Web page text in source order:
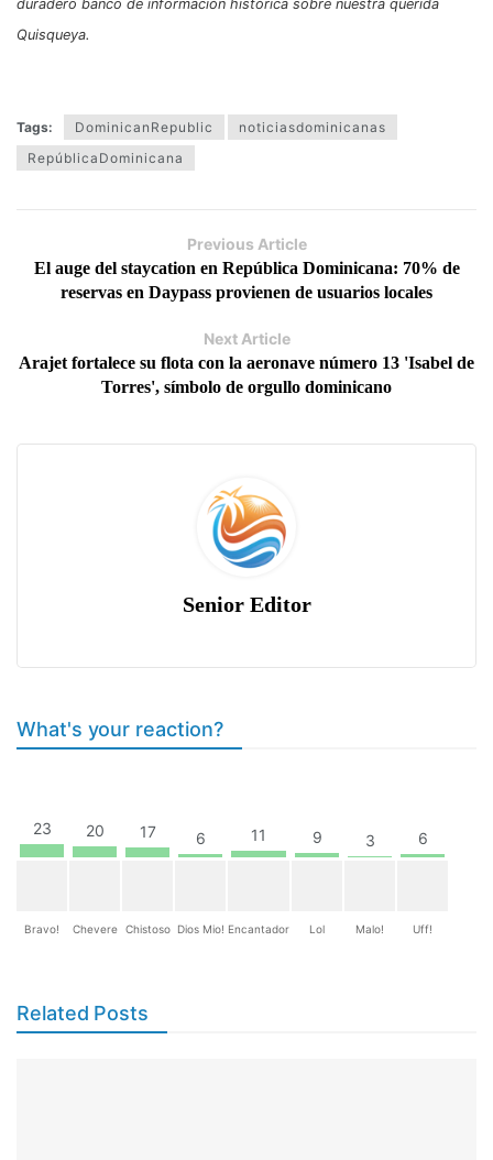
duradero banco de información histórica sobre nuestra querida
Quisqueya.
Tags: DominicanRepublic
noticiasdominicanas
RepúblicaDominicana
Previous Article
El auge del staycation en República Dominicana: 70% de
reservas en Daypass provienen de usuarios locales
Next Article
Arajet fortalece su flota con la aeronave número 13 'Isabel de
Torres', símbolo de orgullo dominicano
Senior Editor
What's your reaction?
23
Bravo!
20
Chevere
17
Chistoso
6
Dios Mio!
11
Encantador
9
Lol
3
Malo!
6
Uff!
Related Posts